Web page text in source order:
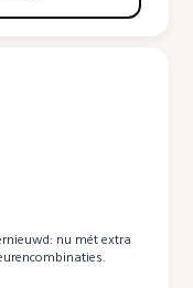
nu mét extra